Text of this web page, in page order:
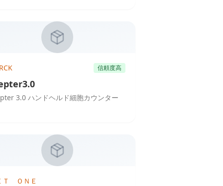
信頼度高
3.0 ハンドヘルド細胞カウンター
Ｔ ＯＮＥ